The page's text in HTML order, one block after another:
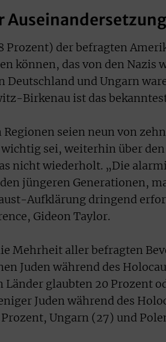
Prozent) der befragten
können, das von den Nazis
Deutschland und Ungarn
Birkenau ist das
seien neun von
sei, weiterhin über
nicht wiederholt. „Die
jüngeren Generationen,
Aufklärung dringend
Gideon Taylor.
Mehrheit aller befragten
Juden während des
Länder glaubten 20 Prozent
Juden während des
Ungarn (27) und